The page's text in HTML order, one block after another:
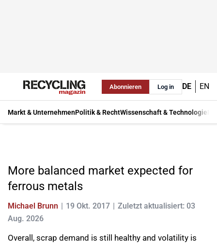
Abonnieren Log in DE EN
Markt & UnternehmenPolitik & RechtWissenschaft & Technologie
More balanced market expected for
ferrous metals
Michael Brunn 19 Okt. 2017
Zuletzt aktualisiert: 03
Aug. 2026
Overall, scrap demand is still healthy and volatility is